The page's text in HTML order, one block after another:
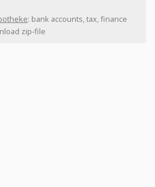
: bank accounts, tax, finance
zip-file